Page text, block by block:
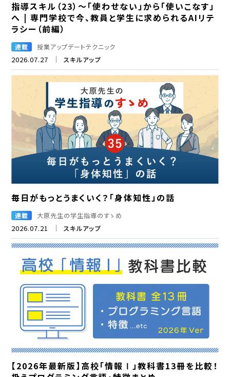
指導スキル（23）～「使わせない」から「使いこなす」
へ | 専門学校で今、教員と学生に求められるAIリテ
ラシー（前編）
2026.07.27 スキルアップ
連載 授業アップデートテクニック
毎日がもっとうまくいく？「身体知性」の話
2026.07.21 スキルアップ
連載 大原先生の学生指導のすゝめ
【2026年最新版】高校「情報Ⅰ」教科書13冊を比較！